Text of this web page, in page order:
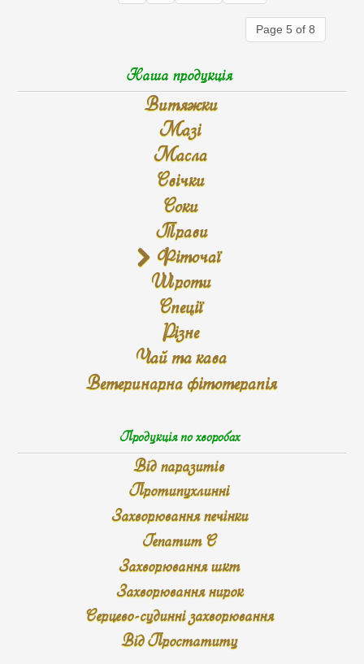
Page 5 of 8
Наша продукція
Витяжки
Мазі
Масла
Свічки
Соки
Трави
Фіточаї
Шроти
Спеції
Різне
Чай та кава
Ветеринарна фітотерапія
Продукція по хворобах
Від паразитів
Протипухлинні
Захворювання печінки
Гепатит С
Захворювання шкт
Захворювання нирок
Серцево-судинні захворювання
Від Простатиту